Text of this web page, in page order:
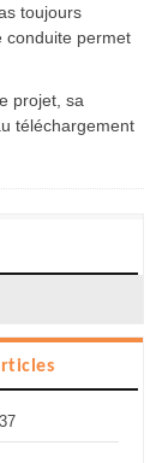
toujours
conduite permet
projet, sa
téléchargement